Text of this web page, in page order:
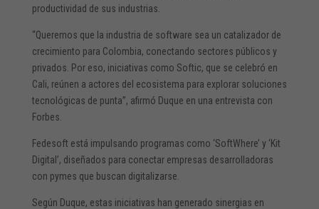
productividad de sus industrias.
“Queremos que la industria de software sea un catalizador de
crecimiento para Colombia, conectando sectores públicos y
privados. Por eso, iniciativas como Softic, que se celebró en
Cali, reúnen a actores del ecosistema para explorar soluciones
tecnológicas de punta”, afirmó Duque en una entrevista con
Forbes.
Fedesoft está impulsando programas como ‘SoftWhere’ y ‘Kit
Digital’, diseñados para conectar empresas desarrolladoras
con pymes que buscan digitalizarse.
Según Duque, estas iniciativas han generado sinergias en